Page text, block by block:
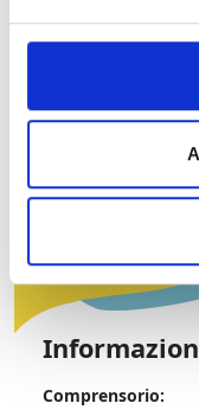
UNPLUGGED
Renaissance
Auditorium
29 ottobre, 19
Comprensorio: